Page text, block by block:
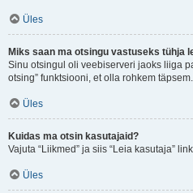
Üles
Miks saan ma otsingu vastuseks tühja
Sinu otsingul oli veebiserveri jaoks liiga
otsing” funktsiooni, et olla rohkem täpsem.
Üles
Kuidas ma otsin kasutajaid?
Vajuta “Liikmed” ja siis “Leia kasutaja”
Üles